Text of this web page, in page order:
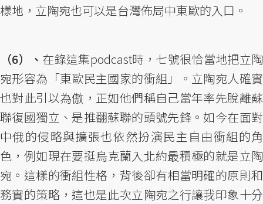
樣地，立陶宛也可以是台灣佈局中東歐的入口。
（6）、 在錄這集podcast時，七號很恰當地把立陶
宛形容為「東歐民主國家的衝組」。立陶宛人確實
也對此引以為傲，正如他們稱自己當年率先脫離蘇
聯復國獨立、是推翻蘇聯的頭號先鋒。如今在面對
中俄的侵略與擴張也依然扮演民主自由衝組的角
色，例如現在要挺烏克蘭入北約最積極的就是立陶
宛。這樣的衝組性格，背後卻有相當明確的原則和
務實的策略，這也是此次立陶宛之行讓我印象十分